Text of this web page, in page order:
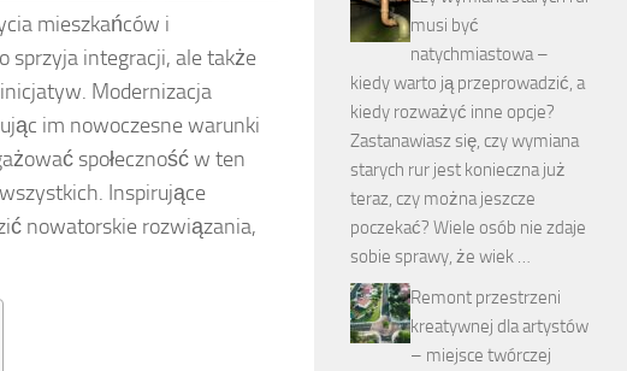
mieszkańców i
sprzyja integracji, ale także
Modernizacja
im nowoczesne warunki
społeczność w ten
Inspirujące
nowatorskie rozwiązania,
musi być
natychmiastowa –
kiedy warto ją przeprowadzić, a
kiedy rozważyć inne opcje?
Zastanawiasz się, czy wymiana
starych rur jest konieczna już
teraz, czy można jeszcze
poczekać? Wiele osób nie zdaje
sobie sprawy, że wiek …
Remont przestrzeni
kreatywnej dla artystów
– miejsce twórczej